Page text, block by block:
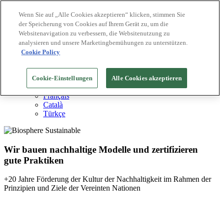
Biosphere Reiseziele
Biosphere Unternehmen
Wie wir bewerten
Über uns
English
Español
Português
Français
Català
Türkçe
Wir bauen nachhaltige Modelle und zertifizieren
gute Praktiken
+20 Jahre Förderung der Kultur der Nachhaltigkeit im Rahmen der
Prinzipien und Ziele der Vereinten Nationen
Wenn Sie auf „Alle Cookies akzeptieren“ klicken, stimmen Sie
der Speicherung von Cookies auf Ihrem Gerät zu, um die
Websitenavigation zu verbessern, die Websitenutzung zu
analysieren und unsere Marketingbemühungen zu unterstützen.
Cookie Policy
Cookie-Einstellungen Alle Cookies akzeptieren